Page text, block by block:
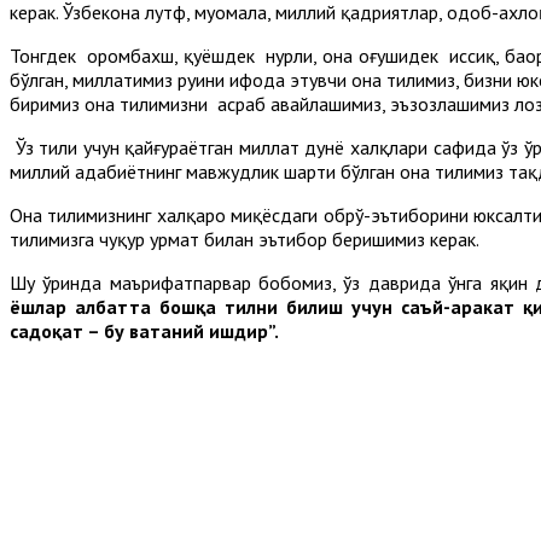
керак. Ўзбекона лутф, муомала, миллий қадриятлар, одоб-
Тонгдек оромбахш, қуёшдек нурли, она оғушидек иссиқ,
бўлган, миллатимиз руҳини ифода этувчи она тилимиз, бизни
биримиз она тилимизни асраб авайлашимиз, эъзозлашимиз
Ўз тили учун қайғураётган миллат дунё халқлари сафида ўз
миллий адабиётнинг мавжудлик шарти бўлган она тилимиз
Она тилимизнинг халқаро миқёсдаги обрў-эътиборини
тилимизга чуқур ҳурмат билан эътибор беришимиз керак.
Шу ўринда маърифатпарвар бобомиз, ўз даврида ўнга яқин
ёшлар албатта бошқа тилни билиш учун саъй-ҳаракат
садоқат – бу ватаний ишдир”.